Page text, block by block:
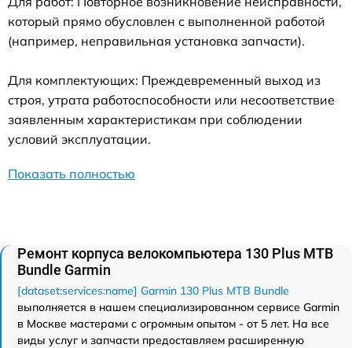
который прямо обусловлен с выполненной работой
(например, неправильная установка запчасти).
Для комплектующих: Преждевременный выход из
строя, утрата работоспособности или несоответствие
заявленным характеристикам при соблюдении
условий эксплуатации.
Показать полностью
Ремонт корпуса велокомпьютера 130 Plus MTB
Bundle Garmin
[dataset:services:name] Garmin 130 Plus MTB Bundle
выполняется в нашем специализированном сервисе Garmin
в Москве мастерами с огромным опытом - от 5 лет. На все
виды услуг и запчасти предоставляем расширенную